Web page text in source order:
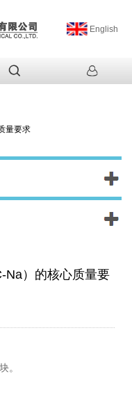
English
量要求
Na）的核心质量要
。